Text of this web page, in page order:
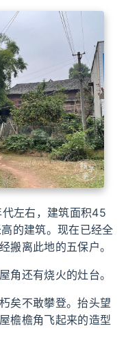
左右，建筑面积45
的建筑。现在已经全
搬离此地的五保户。
角还有烧火的灶台。
矣不敢攀登。抬头望
檐檐角飞起来的造型